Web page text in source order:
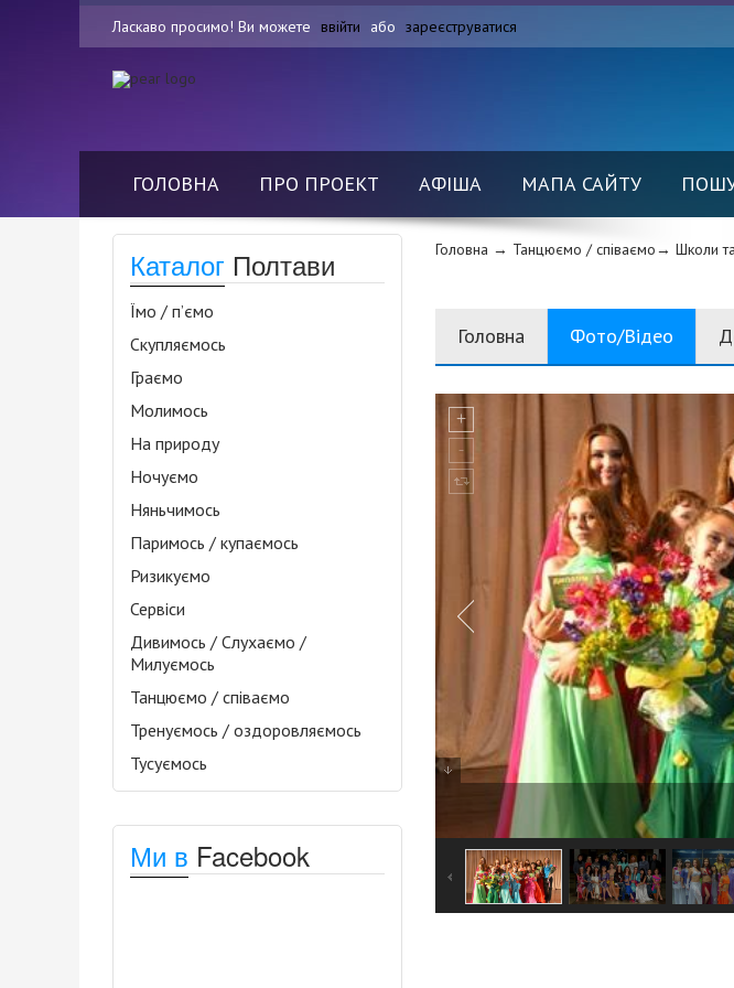
Ласкаво просимо! Ви можете ввійти або зареєструватися
ГОЛОВНА ПРО ПРОЕКТ АФІША МАПА САЙТУ
Каталог Полтави
Їмо / п’ємо
Скупляємось
Граємо
Молимось
На природу
Ночуємо
Няньчимось
Паримось / купаємось
Ризикуємо
Сервіси
Дивимось / Слухаємо /
Милуємось
Танцюємо / співаємо
Тренуємось / оздоровляємось
Тусуємось
Ми в Facebook
Головна → Танцюємо / співаємо→ Школи
Головна Фото/Відео